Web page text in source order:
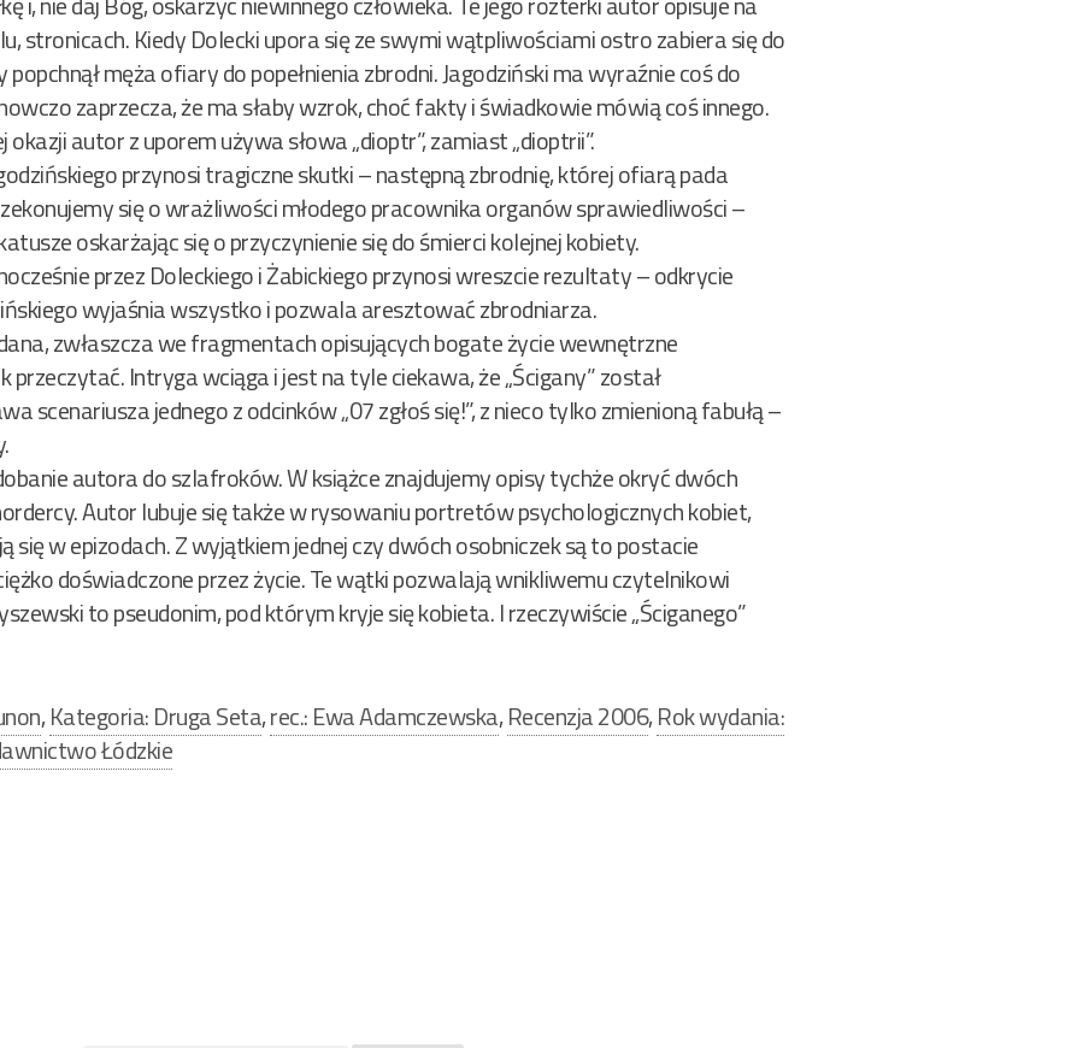
stronicach. Kiedy Dolecki upora się ze swymi wątpliwościami ostro zabiera się do
męża ofiary do popełnienia zbrodni. Jagodziński ma wyraźnie coś do
zaprzecza, że ma słaby wzrok, choć fakty i świadkowie mówią coś innego.
autor z uporem używa słowa „dioptr”, zamiast „dioptrii”.
przynosi tragiczne skutki – następną zbrodnię, której ofiarą pada
się o wrażliwości młodego pracownika organów sprawiedliwości –
oskarżając się o przyczynienie się do śmierci kolejnej kobiety.
przez Doleckiego i Żabickiego przynosi wreszcie rezultaty – odkrycie
wyjaśnia wszystko i pozwala aresztować zbrodniarza.
zwłaszcza we fragmentach opisujących bogate życie wewnętrzne
przeczytać. Intryga wciąga i jest na tyle ciekawa, że „Ścigany” został
scenariusza jednego z odcinków „07 zgłoś się!”, z nieco tylko zmienioną fabułą –
autora do szlafroków. W książce znajdujemy opisy tychże okryć dwóch
Autor lubuje się także w rysowaniu portretów psychologicznych kobiet,
w epizodach. Z wyjątkiem jednej czy dwóch osobniczek są to postacie
doświadczone przez życie. Te wątki pozwalają wnikliwemu czytelnikowi
to pseudonim, pod którym kryje się kobieta. I rzeczywiście „Ściganego”
,Kategoria: Druga Seta,rec.: Ewa Adamczewska,Recenzja 2006,Rok wydania:
Łódzkie